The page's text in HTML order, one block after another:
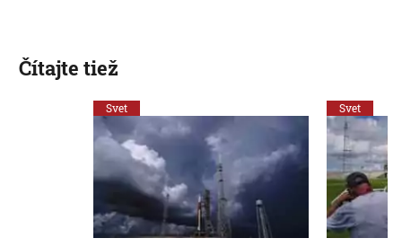
Čítajte tiež
Svet Svet